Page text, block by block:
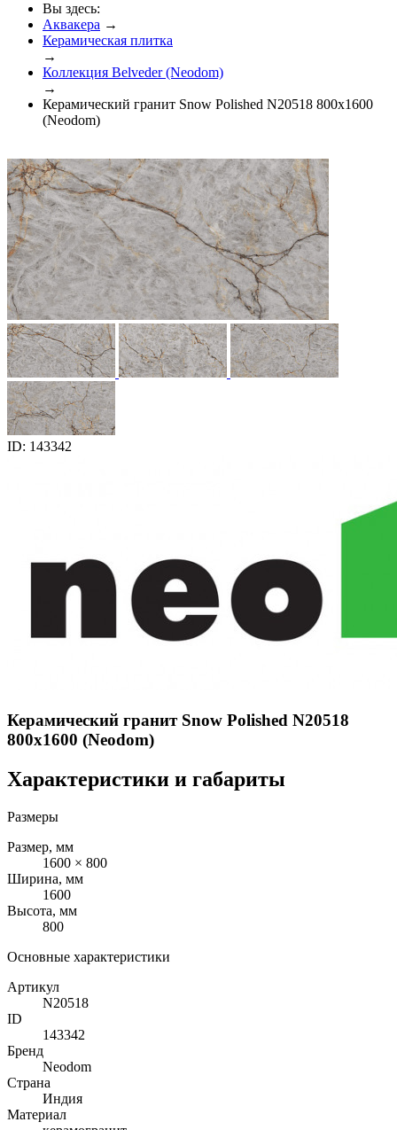
Вы здесь:
Аквакера →
Керамическая плитка
→
Коллекция Belveder (Neodom)
→
Керамический гранит Snow Polished N20518 800x1600
(Neodom)
ID: 143342
Керамический гранит Snow Polished N20518
800x1600 (Neodom)
Характеристики и габариты
Размеры
Размер, мм
1600 × 800
Ширина, мм
1600
Высота, мм
800
Основные характеристики
Артикул
N20518
ID
143342
Бренд
Neodom
Страна
Индия
Материал